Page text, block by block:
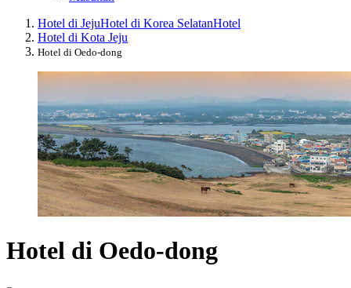
Hotel di JejuHotel di Korea SelatanHotel
Hotel di Kota Jeju
Hotel di Oedo-dong
Hotel di Oedo-dong